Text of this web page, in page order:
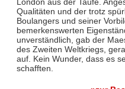
Qualitäten und der trotz
Boulangers und seiner
bemerkenswerten
unverständlich, gab der
des Zweiten Weltkriegs,
auf. Kein Wunder, dass es
schafften.